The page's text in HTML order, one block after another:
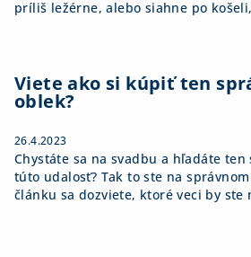
príliš ležérne, alebo siahne po
Viete ako si kúpiť ten
oblek?
26.4.2023
Chystáte sa na svadbu a hľadáte ten
túto udalosť? Tak to ste na
článku sa dozviete, ktoré veci by ste